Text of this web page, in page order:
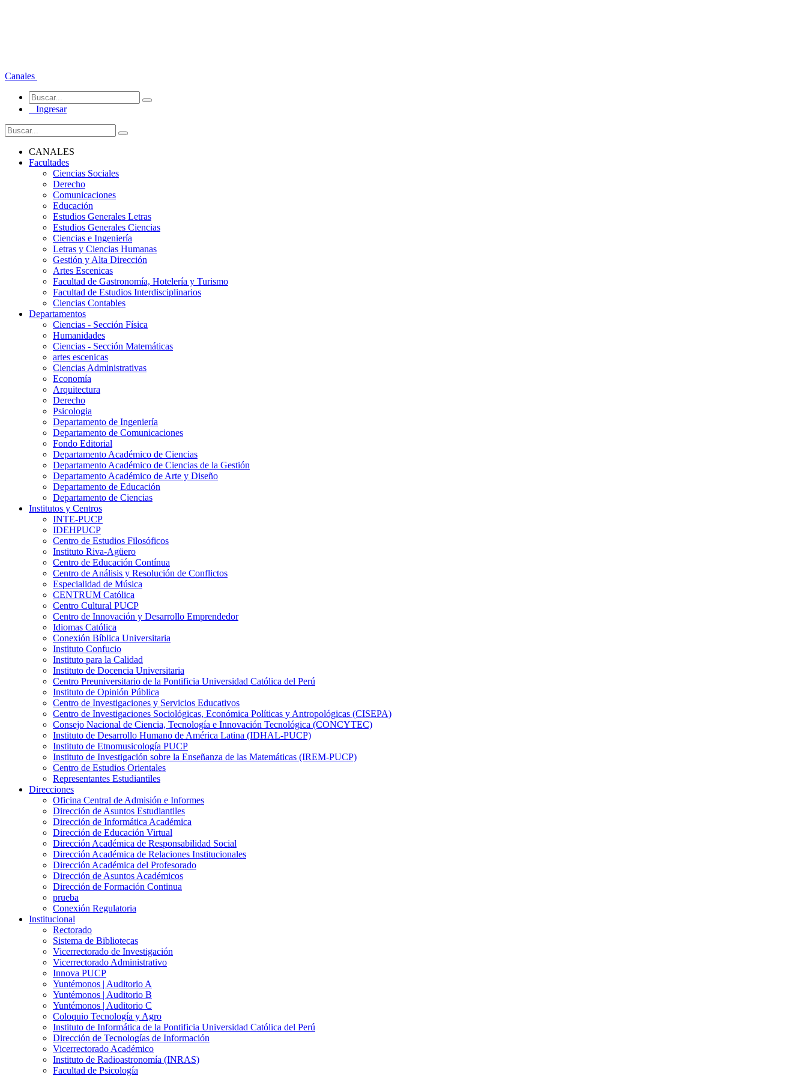
Canales
Ingresar
CANALES
Facultades
Ciencias Sociales
Derecho
Comunicaciones
Educación
Estudios Generales Letras
Estudios Generales Ciencias
Ciencias e Ingeniería
Letras y Ciencias Humanas
Gestión y Alta Dirección
Artes Escenicas
Facultad de Gastronomía, Hotelería y Turismo
Facultad de Estudios Interdisciplinarios
Ciencias Contables
Departamentos
Ciencias - Sección Física
Humanidades
Ciencias - Sección Matemáticas
artes escenicas
Ciencias Administrativas
Economía
Arquitectura
Derecho
Psicologia
Departamento de Ingeniería
Departamento de Comunicaciones
Fondo Editorial
Departamento Académico de Ciencias
Departamento Académico de Ciencias de la Gestión
Departamento Académico de Arte y Diseño
Departamento de Educación
Departamento de Ciencias
Institutos y Centros
INTE-PUCP
IDEHPUCP
Centro de Estudios Filosóficos
Instituto Riva-Agüero
Centro de Educación Contínua
Centro de Análisis y Resolución de Conflictos
Especialidad de Música
CENTRUM Católica
Centro Cultural PUCP
Centro de Innovación y Desarrollo Emprendedor
Idiomas Católica
Conexión Bíblica Universitaria
Instituto Confucio
Instituto para la Calidad
Instituto de Docencia Universitaria
Centro Preuniversitario de la Pontificia Universidad Católica del Perú
Instituto de Opinión Pública
Centro de Investigaciones y Servicios Educativos
Centro de Investigaciones Sociológicas, Económica Políticas y Antropológicas (CISEPA)
Consejo Nacional de Ciencia, Tecnología e Innovación Tecnológica (CONCYTEC)
Instituto de Desarrollo Humano de América Latina (IDHAL-PUCP)
Instituto de Etnomusicología PUCP
Instituto de Investigación sobre la Enseñanza de las Matemáticas (IREM-PUCP)
Centro de Estudios Orientales
Representantes Estudiantiles
Direcciones
Oficina Central de Admisión e Informes
Dirección de Asuntos Estudiantiles
Dirección de Informática Académica
Dirección de Educación Virtual
Dirección Académica de Responsabilidad Social
Dirección Académica de Relaciones Institucionales
Dirección Académica del Profesorado
Dirección de Asuntos Académicos
Dirección de Formación Continua
prueba
Conexión Regulatoria
Institucional
Rectorado
Sistema de Bibliotecas
Vicerrectorado de Investigación
Vicerrectorado Administrativo
Innova PUCP
Yuntémonos | Auditorio A
Yuntémonos | Auditorio B
Yuntémonos | Auditorio C
Coloquio Tecnología y Agro
Instituto de Informática de la Pontificia Universidad Católica del Perú
Dirección de Tecnologías de Información
Vicerrectorado Académico
Instituto de Radioastronomía (INRAS)
Facultad de Psicología